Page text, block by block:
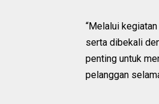
“Melalui
serta dibekali
penting untuk
pelanggan